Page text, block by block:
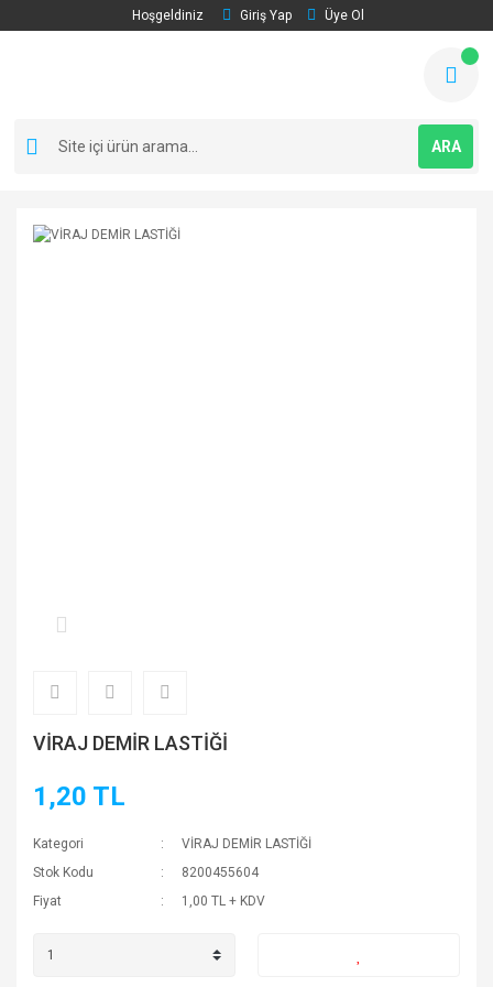
Hoşgeldiniz Giriş Yap Üye Ol
ARA
VİRAJ DEMİR LASTİĞİ
1,20 TL
Kategori
VİRAJ DEMİR LASTİĞİ
Stok Kodu
8200455604
Fiyat
1,00 TL + KDV